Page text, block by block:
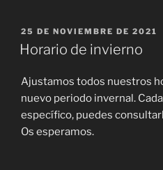
PUBLICADO
EL
25 DE NOVIEMBRE DE 2021
Horario de invierno
Ajustamos todos nuestros
nuevo periodo invernal.
específico, puedes
Os esperamos.